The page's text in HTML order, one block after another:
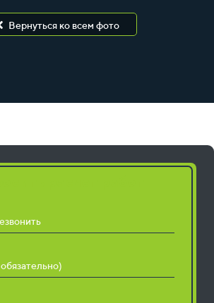
Вернуться ко всем фото